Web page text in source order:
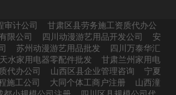
审计公司
甘肃区县劳务施工资质代办公
限公司 四川动漫游艺用品开发公司
安
苏州动漫游艺用品批发
四川万泰华汇
水家用电器零配件批发
甘肃兰州家用电
代办公司 山西区县企业管理咨询
宁夏
施工公司
大同个体工商户注册
山西潼